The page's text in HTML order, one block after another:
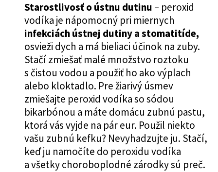
Starostlivosť o ústnu dutinu – peroxid
vodíka je nápomocný pri miernych
infekciách ústnej dutiny a stomatitíde,
osvieži dych a má bieliaci účinok na zuby.
Stačí zmiešať malé množstvo roztoku
s čistou vodou a použiť ho ako výplach
alebo kloktadlo. Pre žiarivý úsmev
zmiešajte peroxid vodíka so sódou
bikarbónou a máte domácu zubnú pastu,
ktorá vás vyjde na pár eur. Použil niekto
vašu zubnú kefku? Nevyhadzujte ju. Stačí,
keď ju namočíte do peroxidu vodíka
a všetky choroboplodné zárodky sú preč.